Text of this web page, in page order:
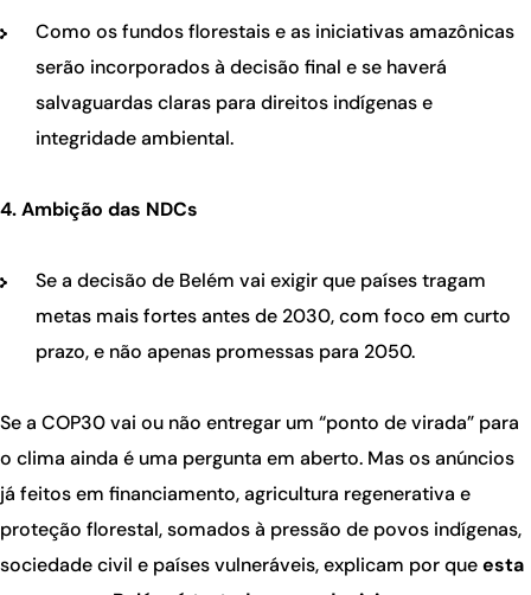
Como os fundos florestais e as iniciativas amazônicas
serão incorporados à decisão final e se haverá
salvaguardas claras para direitos indígenas e
integridade ambiental.
4. Ambição das NDCs
Se a decisão de Belém vai exigir que países tragam
metas mais fortes antes de 2030, com foco em curto
prazo, e não apenas promessas para 2050.
Se a COP30 vai ou não entregar um “ponto de virada” para
o clima ainda é uma pergunta em aberto. Mas os anúncios
já feitos em financiamento, agricultura regenerativa e
proteção florestal, somados à pressão de povos indígenas,
sociedade civil e países vulneráveis, explicam por queesta